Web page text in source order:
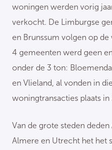
woningen werden vorig
verkocht. De Limburgse
en Brunssum volgen op
4 gemeenten werd geen
onder de 3 ton:
en Vlieland, al vonden in
woningtransacties plaats in
Van de grote steden
Almere en Utrecht het het